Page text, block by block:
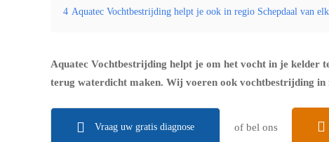
4 Aquatec Vochtbestrijding helpt je ook in regio Schepdaal van
Aquatec Vochtbestrijding helpt je om het vocht in je kelder
terug waterdicht maken. Wij voeren ook vochtbestrijding in
Vraag uw gratis diagnose of bel ons